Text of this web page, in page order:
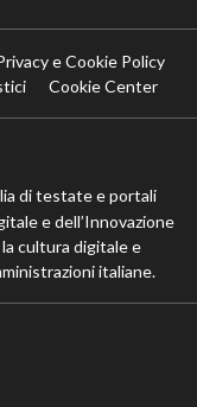
e Cookie Policy
Cookie Center
di testate e portali
e dell’Innovazione
cultura digitale e
italiane.